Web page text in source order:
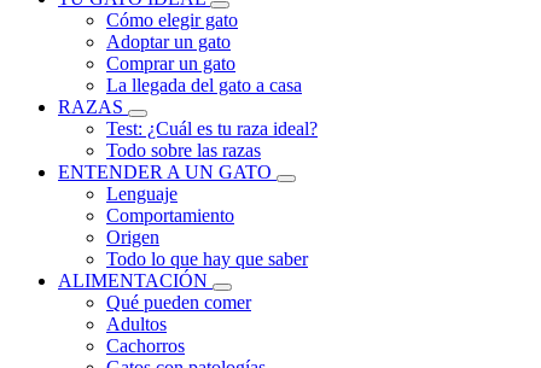
Cómo elegir gato
Adoptar un gato
Comprar un gato
La llegada del gato a casa
RAZAS
Test: ¿Cuál es tu raza ideal?
Todo sobre las razas
ENTENDER A UN GATO
Lenguaje
Comportamiento
Origen
Todo lo que hay que saber
ALIMENTACIÓN
Qué pueden comer
Adultos
Cachorros